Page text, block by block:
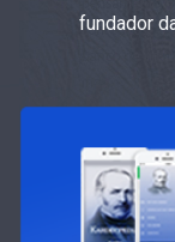
fundador